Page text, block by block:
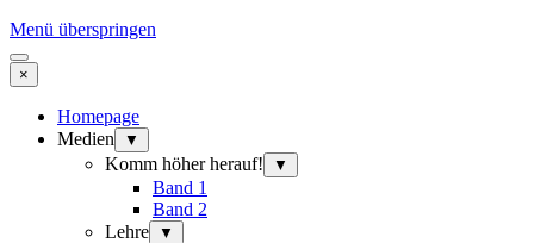
Menü überspringen
×
Homepage
Medien
▼
Komm höher herauf! ▼
Band 1
Band 2
Lehre
▼